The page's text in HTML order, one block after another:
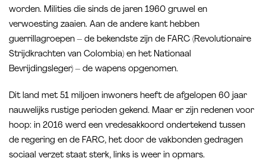
worden. Milities die sinds de jaren 1960 gruwel en
verwoesting zaaien. Aan de andere kant hebben
guerrillagroepen – de bekendste zijn de FARC (Revolutionaire
Strijdkrachten van Colombia) en het Nationaal
Bevrijdingsleger) – de wapens opgenomen.
Dit land met 51 miljoen inwoners heeft de afgelopen 60 jaar
nauwelijks rustige perioden gekend. Maar er zijn redenen voor
hoop: in 2016 werd een vredesakkoord ondertekend tussen
de regering en de FARC, het door de vakbonden gedragen
sociaal verzet staat sterk, links is weer in opmars.